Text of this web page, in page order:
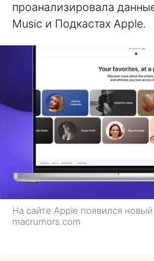
проанализировала
Music и Подкастах Apple.
На сайте Apple появился
macrumors.com